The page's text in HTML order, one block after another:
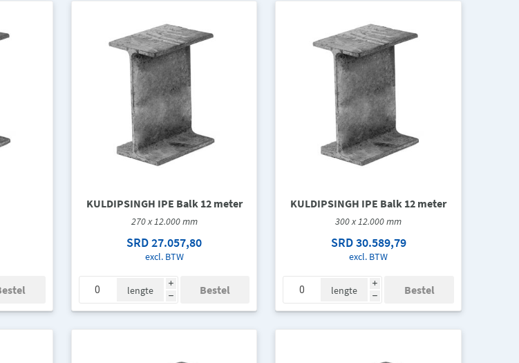
KULDIPSINGH IPE Balk 12 meter
270 x 12.000 mm
SRD 27.057,80
excl. BTW
i
h
lengte
KULDIPSINGH IPE Balk 12 meter
300 x 12.000 mm
SRD 30.589,79
excl. BTW
i
h
lengte